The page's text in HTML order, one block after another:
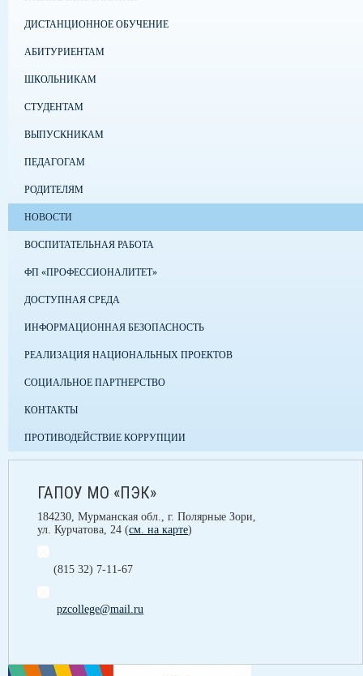
ДИСТАНЦИОННОЕ ОБУЧЕНИЕ
АБИТУРИЕНТАМ
ШКОЛЬНИКАМ
СТУДЕНТАМ
ВЫПУСКНИКАМ
ПЕДАГОГАМ
РОДИТЕЛЯМ
НОВОСТИ
ВОСПИТАТЕЛЬНАЯ РАБОТА
ФП «ПРОФЕССИОНАЛИТЕТ»
ДОСТУПНАЯ СРЕДА
ИНФОРМАЦИОННАЯ БЕЗОПАСНОСТЬ
РЕАЛИЗАЦИЯ НАЦИОНАЛЬНЫХ ПРОЕКТОВ
СОЦИАЛЬНОЕ ПАРТНЕРСТВО
КОНТАКТЫ
ПРОТИВОДЕЙСТВИЕ КОРРУПЦИИ
ГАПОУ МО «ПЭК»
184230, Мурманская обл., г. Полярные Зори,
ул. Курчатова, 24 (см. на карте)
(815 32) 7-11-67
pzcollege@mail.ru